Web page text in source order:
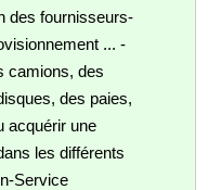
des fournisseurs-
... -
camions, des
des paies,
acquérir une
les différents
Service